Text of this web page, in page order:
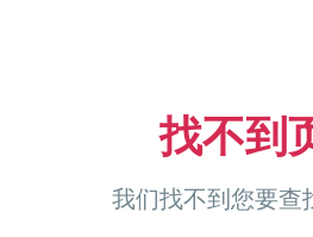
找不到
我们找不到您要查